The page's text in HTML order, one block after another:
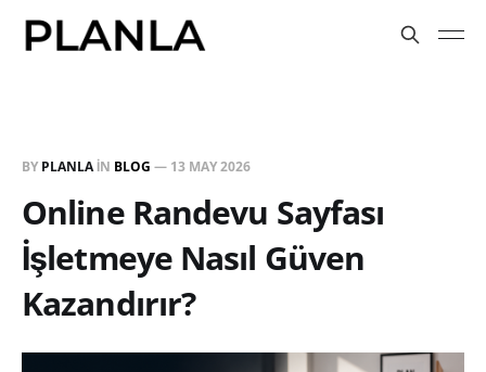
BY PLANLAIN BLOG — 13 MAY 2026
Online Randevu Sayfası
İşletmeye Nasıl Güven
Kazandırır?